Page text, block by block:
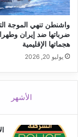
واشنطن تنهي الموجة
ضرباتها ضد إيران
هجماتها الإقليمية
يوليو 20, 2026
الأشهر